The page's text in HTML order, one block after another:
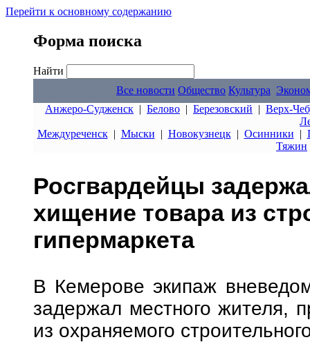
Перейти к основному содержанию
Форма поиска
Найти
Все новости Общество Культура
Анжеро-Судженск | Белово | Березовский | Верх-
Междуреченск| Мыски | Новокузнецк| Осинники |
Тяжин
Росгвардейцы
хищение товара из
гипермаркета
В Кемерове экипаж
задержал местного жителя,
из охраняемого